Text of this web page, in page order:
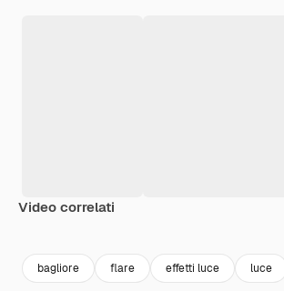
Video correlati
bagliore flare effetti luce luce